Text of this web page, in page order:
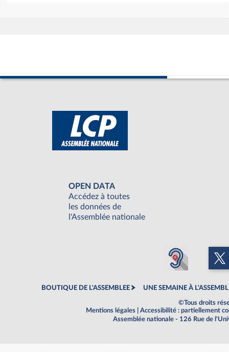
OPEN DATA
Accédez à toutes
les données de
l'Assemblée nationale
BOUTIQUE DE L'ASSEMBLEE UNE SEMAINE À
©Tous droits
Mentions légales
Accessibilité : partiellement
Assemblée nationale - 126 Rue de